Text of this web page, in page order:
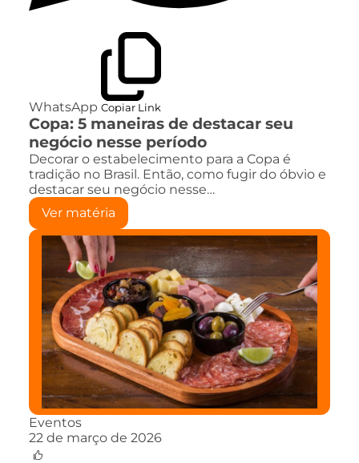
WhatsApp Copiar Link
Copa: 5 maneiras de destacar seu
negócio nesse período
Decorar o estabelecimento para a Copa é
tradição no Brasil. Então, como fugir do óbvio e
destacar seu negócio nesse…
Ver matéria
Eventos
22 de março de 2026